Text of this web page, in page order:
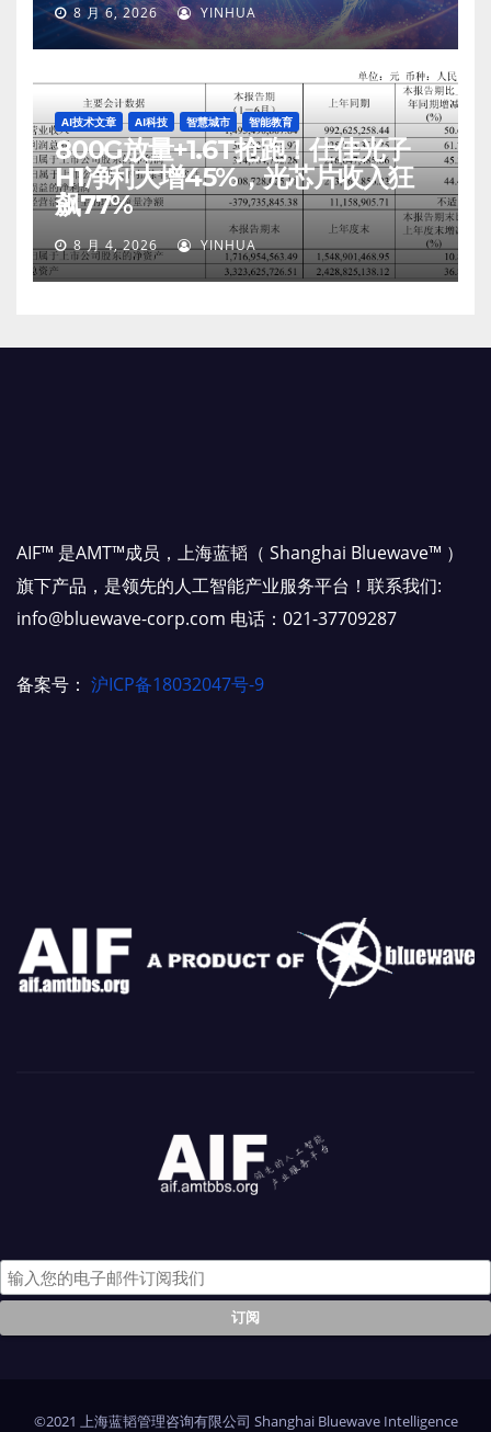
8 月 6, 2026 YINHUA
AI技术文章 AI科技 智慧城市 智能教育
800G放量+1.6T抢跑！仕佳光子
H1净利大增45%，光芯片收入狂
飙77%
8 月 4, 2026 YINHUA
AIF™ 是AMT™成员，上海蓝韬（ Shanghai Bluewave™ ）
旗下产品，是领先的人工智能产业服务平台！联系我们:
info@bluewave-corp.com 电话：021-37709287
备案号： 沪ICP备18032047号-9
©2021 上海蓝韬管理咨询有限公司 Shanghai Bluewave Intelligence